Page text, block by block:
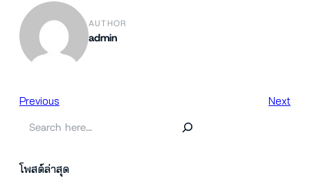
AUTHOR
admin
Previous
Next
า
โพสต์ล่าสุด